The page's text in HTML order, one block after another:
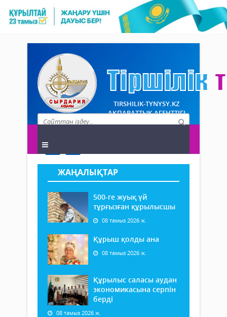
TIRSHILIK-TYNYSY.KZ
АҚПАРАТТЫҚ АГЕНТТІГІ
ЖАҢАЛЫҚТАР
500-ге жуық үй
тұрғызған құрылысшы
08 тамыз 2026 ж.
Құрыш қолды ана
08 тамыз 2026 ж.
Құрылыс саласы аудан
экономикасына серпін
берді
08 тамыз 2026 ж.